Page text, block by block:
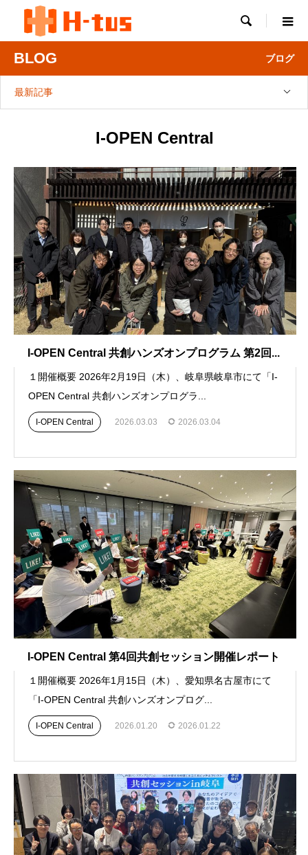

BLOG ブログ
最新記事
I-OPEN Central
I-OPEN Central 共創ハンズオンプログラム 第2回...
１開催概要 2026年2月19日（木）、岐阜県岐阜市にて「I-
OPEN Central 共創ハンズオンプログラ...
I-OPEN Central 2026.03.03 2026.03.04
I-OPEN Central 第4回共創セッション開催レポート
１開催概要 2026年1月15日（木）、愛知県名古屋市にて
「I-OPEN Central 共創ハンズオンプログ...
I-OPEN Central 2026.01.20 2026.01.22